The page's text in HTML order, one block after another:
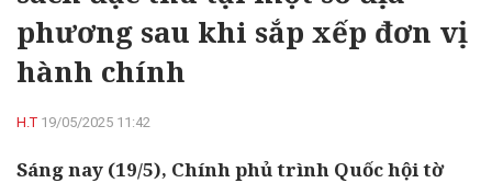
phương sau khi sắp xếp đơn vị
hành chính
H.T 19/05/2025 11:42
Sáng nay (19/5), Chính phủ trình Quốc hội tờ